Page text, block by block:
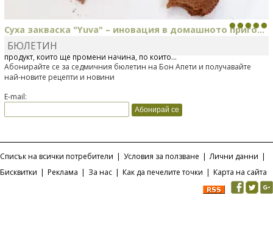
Суха закваска "Yuva" – иновация в домашното приго...
Отскоро Лесафр България стартира предлагането на изцяло нов
продукт, който ще промени начина, по който...
БЮЛЕТИН
Абонирайте се за седмичния бюлетин на Бон Апети и получавайте
най-новите рецепти и новини
E-mail:
Списък на всички потребители | Условия за ползване | Лични данни |
Бисквитки | Реклама | За нас | Как да печелите точки | Карта на сайта